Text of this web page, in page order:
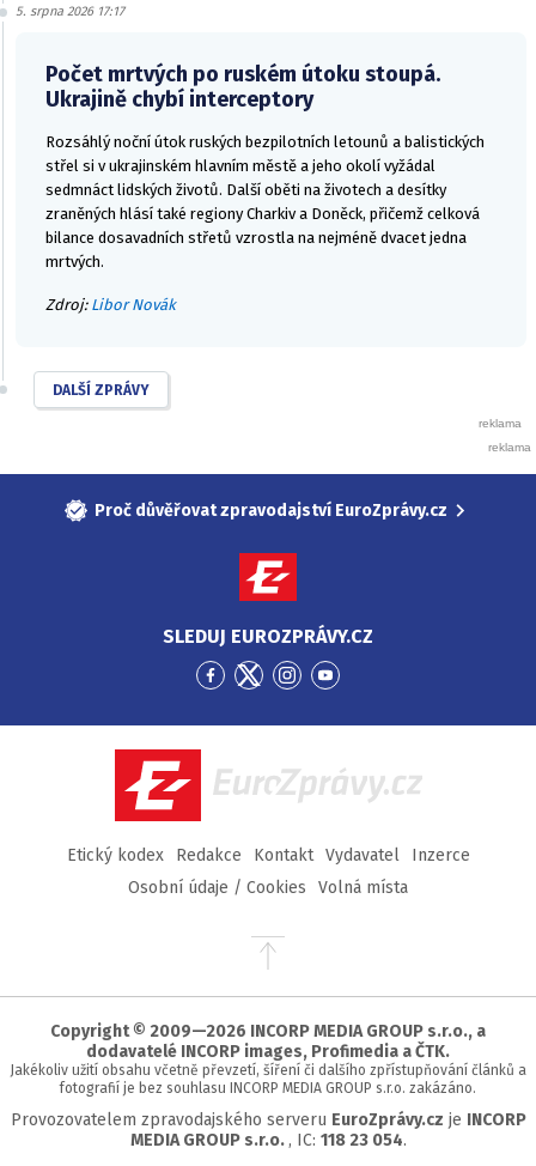
5. srpna 2026 17:17
Počet mrtvých po ruském útoku stoupá.
Ukrajině chybí interceptory
Rozsáhlý noční útok ruských bezpilotních letounů a balistických
střel si v ukrajinském hlavním městě a jeho okolí vyžádal
sedmnáct lidských životů. Další oběti na životech a desítky
zraněných hlásí také regiony Charkiv a Doněck, přičemž celková
bilance dosavadních střetů vzrostla na nejméně dvacet jedna
mrtvých.
Zdroj: Libor Novák
DALŠÍ ZPRÁVY
Proč důvěřovat zpravodajství EuroZprávy.cz
SLEDUJ EUROZPRÁVY.CZ
Přejít
Facebook
Přejít
Twitter
Přejít
Instagram
Přejít
YouTube
EuroZprávy.cz
Etický kodex Redakce Kontakt Vydavatel
Inzerce
Osobní údaje / Cookies
Volná místa
Přejít
stránky
Copyright © 2009—2026 INCORP MEDIA GROUP s.r.o., a
dodavatelé INCORP images, Profimedia a ČTK.
Jakékoliv užití obsahu včetně převzetí, šíření či dalšího zpřístupňování článků a
fotografií je bez souhlasu INCORP MEDIA GROUP s.r.o. zakázáno.
Provozovatelem zpravodajského serveru EuroZprávy.cz je INCORP
MEDIA GROUP s.r.o. , IC: 118 23 054.